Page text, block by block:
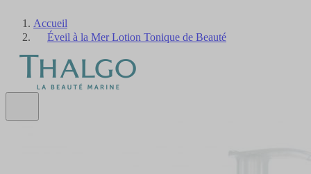
Accueil
Éveil à la Mer Lotion Tonique de Beauté